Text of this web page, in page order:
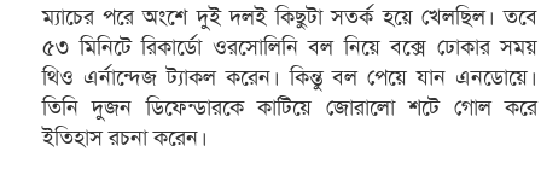
ম্যাচের পরে অংশে দুই দলই কিছুটা সতর্ক হয়ে খেলছিল। তবে
৫৩ মিনিটে রিকার্ডো ওরসোলিনি বল নিয়ে বক্সে ঢোকার সময়
থিও এর্নান্দেজ ট্যাকল করেন। কিন্তু বল পেয়ে যান এনডোয়ে।
তিনি দুজন ডিফেন্ডারকে কাটিয়ে জোরালো শটে গোল করে
ইতিহাস রচনা করেন।